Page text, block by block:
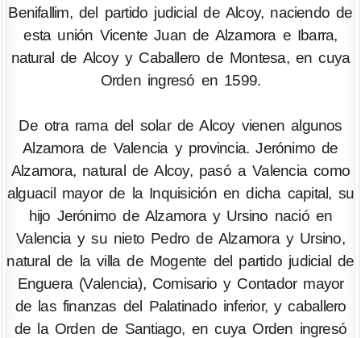
Benifallim, del partido judicial de Alcoy, naciendo de
esta unión Vicente Juan de Alzamora e Ibarra,
natural de Alcoy y Caballero de Montesa, en cuya
Orden ingresó en 1599.
De otra rama del solar de Alcoy vienen algunos
Alzamora de Valencia y provincia. Jerónimo de
Alzamora, natural de Alcoy, pasó a Valencia como
alguacil mayor de la Inquisición en dicha capital, su
hijo Jerónimo de Alzamora y Ursino nació en
Valencia y su nieto Pedro de Alzamora y Ursino,
natural de la villa de Mogente del partido judicial de
Enguera (Valencia), Comisario y Contador mayor
de las finanzas del Palatinado inferior, y caballero
de la Orden de Santiago, en cuya Orden ingresó